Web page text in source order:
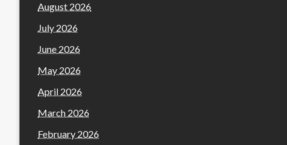
August 2026
July 2026
June 2026
May 2026
April 2026
March 2026
February 2026